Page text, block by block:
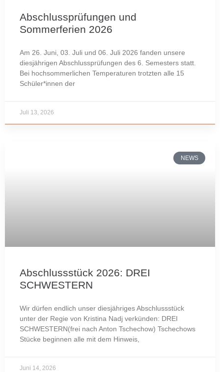
Abschlussprüfungen und
Sommerferien 2026
Am 26. Juni, 03. Juli und 06. Juli 2026 fanden unsere
diesjährigen Abschlussprüfungen des 6. Semesters statt.
Bei hochsommerlichen Temperaturen trotzten alle 15
Schüler*innen der
Juli 13, 2026
NEWS
Abschlussstück 2026: DREI
SCHWESTERN
Wir dürfen endlich unser diesjähriges Abschlussstück
unter der Regie von Kristina Nadj verkünden: DREI
SCHWESTERN(frei nach Anton Tschechow) Tschechows
Stücke beginnen alle mit dem Hinweis,
Juni 14, 2026